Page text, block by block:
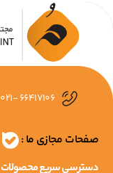
021- 66417106
صفحات مجازی ما :
دسترسی سریع محصولات